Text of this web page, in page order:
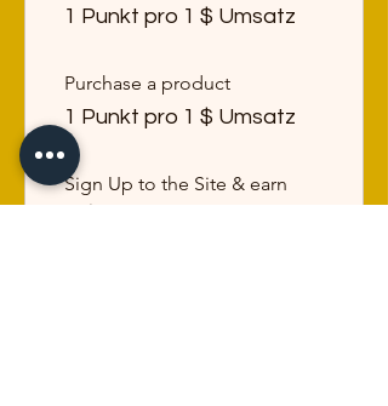
1 Punkt pro 1 $ Umsatz
Purchase a product
1 Punkt pro 1 $ Umsatz
Sign Up to the Site & earn
points